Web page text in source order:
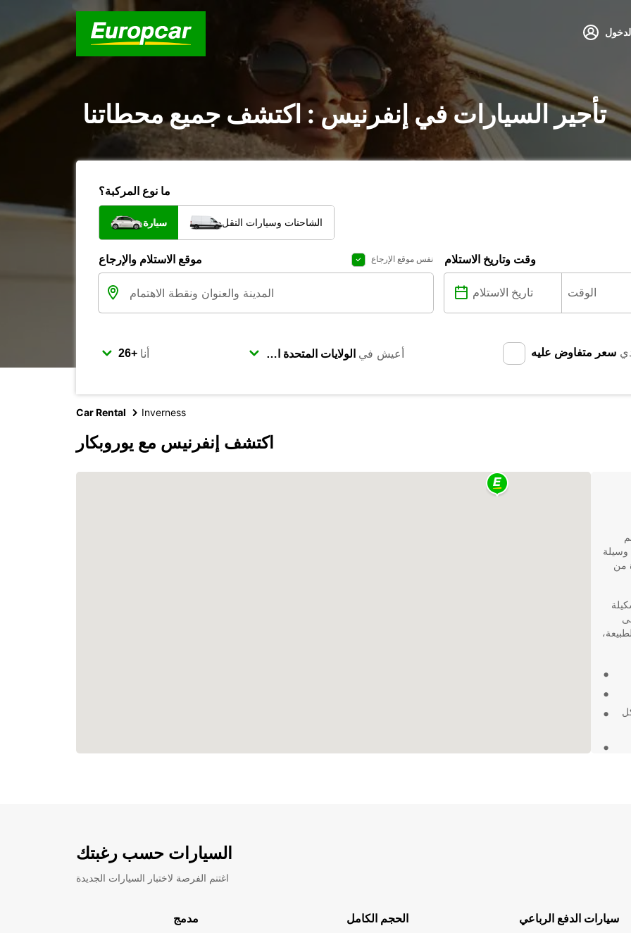
تأجير السيارات في إنفرنيس : اكتشف جميع محطاتنا
ما نوع المركبة؟
سيارة الشاحنات وسيارات النقل
موقع الاستلام والإرجاع نفس موقع الإرجاع وقت وتاريخ الاستلام
أنا أعيش في سعر متفاوض عليه
Car Rental Inverness
اكتشف إنفرنيس مع يوروبكار
وسيلة
من
السيارات حسب رغبتك
اغتنم الفرصة لاختبار السيارات الجديدة
مدمج الحجم الكامل سيارات الدفع الرباعي